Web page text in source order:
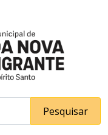
Pesquisar